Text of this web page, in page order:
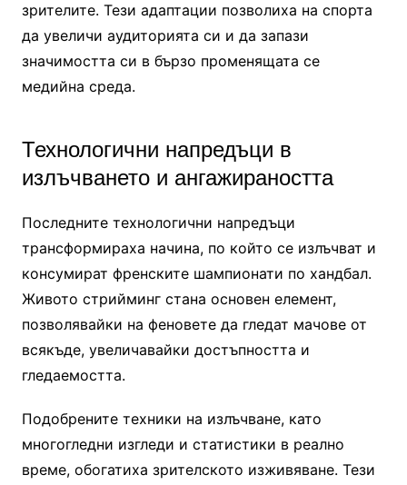
зрителите. Тези адаптации позволиха на спорта
да увеличи аудиторията си и да запази
значимостта си в бързо променящата се
медийна среда.
Технологични напредъци в
излъчването и ангажираността
Последните технологични напредъци
трансформираха начина, по който се излъчват и
консумират френските шампионати по хандбал.
Живото стрийминг стана основен елемент,
позволявайки на феновете да гледат мачове от
всякъде, увеличавайки достъпността и
гледаемостта.
Подобрените техники на излъчване, като
многогледни изгледи и статистики в реално
време, обогатиха зрителското изживяване. Тези